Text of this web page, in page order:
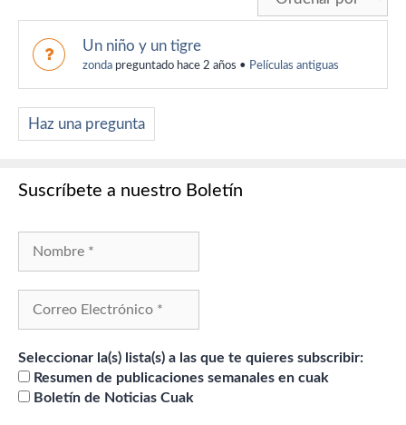
Un niño y un tigre
zonda preguntado hace 2 años • Películas antiguas
Haz una pregunta
Suscríbete a nuestro Boletín
Seleccionar la(s) lista(s) a las que te quieres subscribir:
Resumen de publicaciones semanales en cuak
Boletín de Noticias Cuak